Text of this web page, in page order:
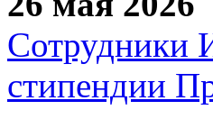
Сотрудники
стипендии